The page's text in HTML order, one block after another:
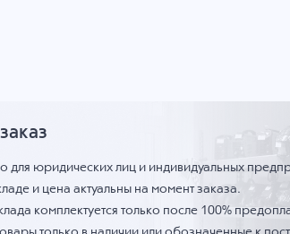
для юридических лиц и индивидуальных
и цена актуальны на момент заказа.
комплектуется только после 100%